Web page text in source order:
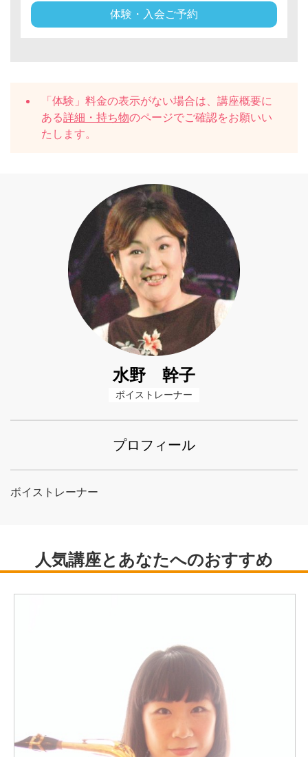
体験・入会ご予約
「体験」料金の表示がない場合は、講座概要に
ある詳細・持ち物のページでご確認をお願いい
たします。
水野 幹子
ボイストレーナー
プロフィール
ボイストレーナー